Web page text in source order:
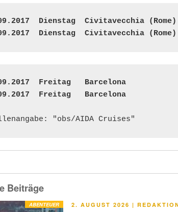
Dienstag  Civitavecchia
Dienstag  Civitavecchia
Freitag   Barcelona
Freitag   Barcelona
"obs/AIDA Cruises"
Beiträge
ABENTEUER
VERÖFFENTLICHT
2. AUGUST 2026 |